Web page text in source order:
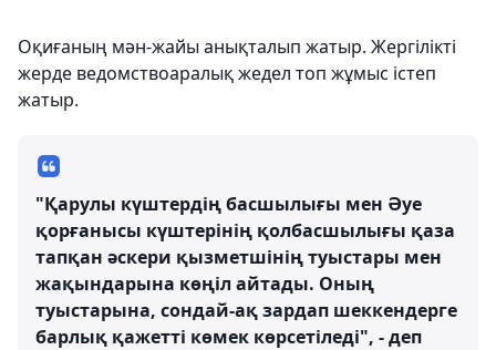
Оқиғаның мән-жайы анықталып жатыр. Жергілікті
жерде ведомствоаралық жедел топ жұмыс істеп
жатыр.
"Қарулы күштердің басшылығы мен Әуе
қорғанысы күштерінің қолбасшылығы қаза
тапқан әскери қызметшінің туыстары мен
жақындарына көңіл айтады. Оның
туыстарына, сондай-ақ зардап шеккендерге
барлық қажетті көмек көрсетіледі", - деп